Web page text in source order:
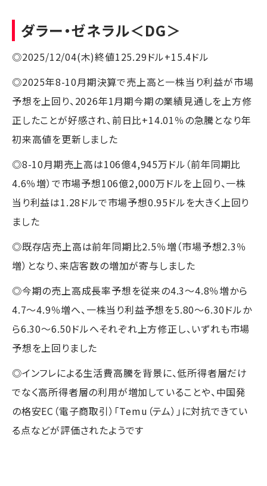
ダラー・ゼネラル＜DG＞
◎2025/12/04(木)終値125.29ドル+15.4ドル
◎2025年8-10月期決算で売上高と一株当り利益が市場
予想を上回り、2026年1月期今期の業績見通しを上方修
正したことが好感され、前日比+14.01％の急騰となり年
初来高値を更新しました
◎8-10月期売上高は106億4,945万ドル（前年同期比
4.6％増）で市場予想106億2,000万ドルを上回り、一株
当り利益は1.28ドルで市場予想0.95ドルを大きく上回り
ました
◎既存店売上高は前年同期比2.5％増（市場予想2.3％
増）となり、来店客数の増加が寄与しました
◎今期の売上高成長率予想を従来の4.3～4.8％増から
4.7～4.9％増へ、一株当り利益予想を5.80～6.30ドルか
ら6.30～6.50ドルへそれぞれ上方修正し、いずれも市場
予想を上回りました
◎インフレによる生活費高騰を背景に、低所得者層だけ
でなく高所得者層の利用が増加していることや、中国発
の格安EC（電子商取引）「Temu（テム）」に対抗できてい
る点などが評価されたようです